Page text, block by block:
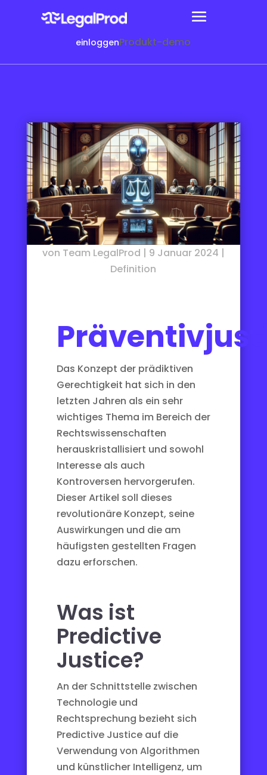
einloggenProdukt-demo
von Team LegalProd | 9 Januar 2024 |
Definition
Das Konzept der prädiktiven
Gerechtigkeit hat sich in den
letzten Jahren als ein sehr
wichtiges Thema im Bereich der
Rechtswissenschaften
herauskristallisiert und sowohl
Interesse als auch
Kontroversen hervorgerufen.
Dieser Artikel soll dieses
revolutionäre Konzept, seine
Auswirkungen und die am
häufigsten gestellten Fragen
dazu erforschen.
Was ist
Predictive
Justice?
An der Schnittstelle zwischen
Technologie und
Rechtsprechung bezieht sich
Predictive Justiceauf die
Verwendung von Algorithmen
und künstlicher Intelligenz, um